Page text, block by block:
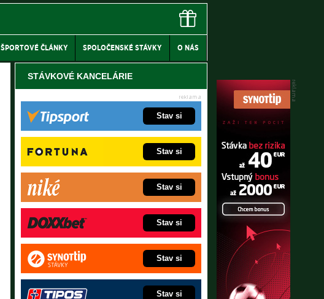
ŠPORTOVÉ ČLÁNKY SPOLOČENSKÉ STÁVKY O NÁS
STÁVKOVÉ KANCELÁRIE
Stav si
Stav si
Stav si
Stav si
Stav si
Stav si